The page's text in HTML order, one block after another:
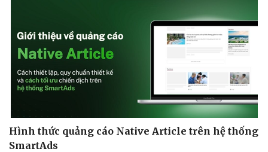
Doanh nghiệp
Thông tin doanh nghiệp
Doanh nghiệp 24h
Sành điệu
Tin Công nghệ
Trải nghiệm
Chuyển đổi số
Hình thức quảng cáo Native Article trên hệ thống
SmartAds